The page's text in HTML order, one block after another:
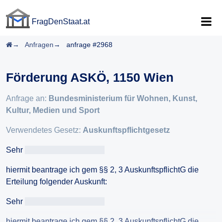
FragDenStaat.at
Startseite
Anfragen anfrage #2968
Förderung ASKÖ, 1150 Wien
Anfrage an: Bundesministerium für Wohnen, Kunst,
Kultur, Medien und Sport
Verwendetes Gesetz: Auskunftspflichtgesetz
Sehr
hiermit beantrage ich gem §§ 2, 3 AuskunftspflichtG die
Erteilung folgender Auskunft:
Sehr